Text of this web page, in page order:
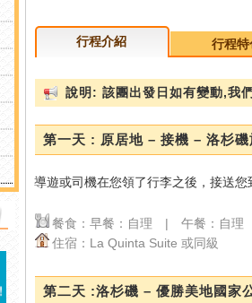
行程介紹 行程
說明: 該團出發日如有變動,我
第一天 : 原居地 – 接機 – 洛杉磯
導遊或司機在您領了行李之後，接送
餐食：早餐：自理 | 午餐：自
住宿：La Quinta Suite 或同級
第二天 :洛杉磯 – 優勝美地國家